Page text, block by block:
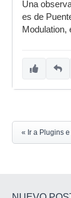
Una
es de
Modulation,
« Ir a Plugins